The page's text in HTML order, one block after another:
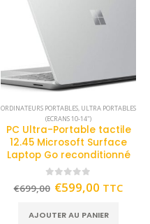
ORDINATEURS PORTABLES, ULTRA PORTABLES
(ECRANS 10-14")
PC Ultra-Portable tactile
12.45 Microsoft Surface
Laptop Go reconditionné
out of 5
€699,00 €599,00 TTC
AJOUTER AU PANIER